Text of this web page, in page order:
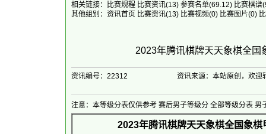
相关链接：
比赛规程 比赛资讯(13) 参赛名单(69.12) 比赛棋谱
其他组别： 资讯首页 比赛资讯(13) 比赛视频(0) 比赛图片(0)
2023年腾讯棋牌天天象棋全国
资讯编号：22312 资讯来源：本站原创，欢迎
注意：本等级分表仅供参考 赛后男子等级分 全部等级分表 男
2023年腾讯棋牌天天象棋全国象